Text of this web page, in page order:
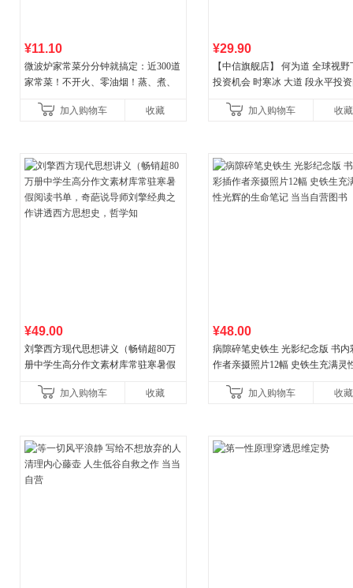
¥11.10
微波炉家常菜分分钟就搞定：近300道
家常菜！不开火、零油烟！蒸、煮、
让美味跃然眼前、操
加入购物车 收藏
¥29.90
【中信旗舰店】 何为道 全球视野
投资机会 时寒冰 大道 段永平投
格之道 纳瓦尔加入购物车 收藏
¥49.00
刘擎西方现代思想讲义（畅销超80万
册中学生高分作文素材库常驻寒暑假
讲透西方思想史，哲学知
加入购物车 收藏
¥48.00
病隙碎笔史铁生 光影纪念版 书内
作者亲摄照片12幅 史铁生充满灵
加入购物车
收藏